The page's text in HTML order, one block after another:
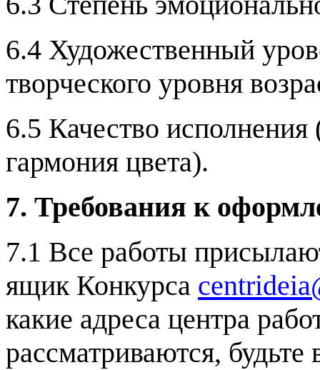
6.4 Художественный
творческого уровня
6.5 Качество исполнения
гармония цвета).
7. Требования к
7.1 Все работы
ящик Конкурса
какие адреса центра
рассматриваются,